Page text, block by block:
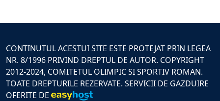
CONTINUTUL ACESTUI SITE ESTE PROTEJAT PRIN LEGEA
NR. 8/1996 PRIVIND DREPTUL DE AUTOR. COPYRIGHT
2012-2024, COMITETUL OLIMPIC SI SPORTIV ROMAN.
TOATE DREPTURILE REZERVATE. SERVICII DE GAZDUIRE
OFERITE DE